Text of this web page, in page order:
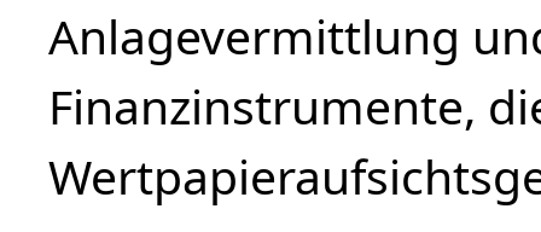
Anlagevermittlung
Finanzinstrumente,